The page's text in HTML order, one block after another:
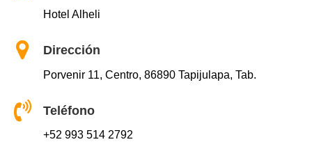
Hotel Alheli
Dirección
Porvenir 11, Centro, 86890 Tapijulapa, Tab.
Teléfono
+52 993 514 2792